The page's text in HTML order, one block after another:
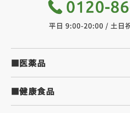
■医薬品
■健康食品